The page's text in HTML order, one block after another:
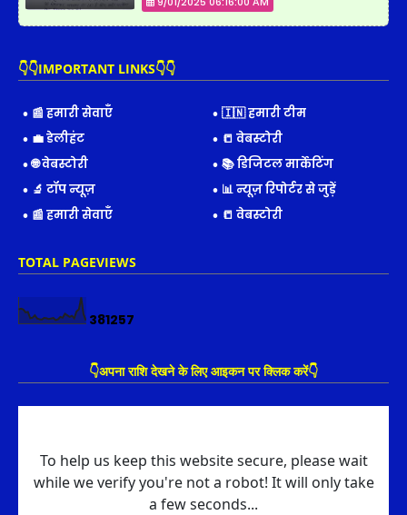
👇👇IMPORTANT LINKS👇👇
📰 हमारी सेवाएँ
🇮🇳 हमारी टीम
💼 डेलीहंट
📒 वेबस्टोरी
🌐 वेबस्टोरी
📚 डिजिटल मार्केटिंग
🔬 टॉप न्यूज़
📊 न्यूज़ रिपोर्टर से जुड़ें
📰 हमारी सेवाएँ
📒 वेबस्टोरी
TOTAL PAGEVIEWS
381257
👇अपना राशि देखने के लिए आइकन पर क्लिक करें👇